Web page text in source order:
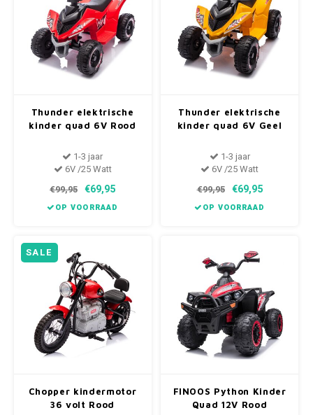
Thunder elektrische
kinder quad 6V Rood
1-3 jaar
6V /25 Watt
€99,95 €69,95
OP VOORRAAD
Thunder elektrische
kinder quad 6V Geel
1-3 jaar
6V /25 Watt
€99,95 €69,95
OP VOORRAAD
SALE
Chopper kindermotor
36 volt Rood
FINOOS Python Kinder
Quad 12V Rood